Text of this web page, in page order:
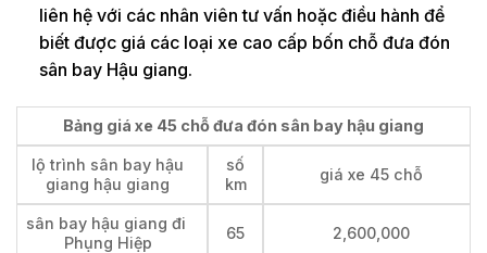
liên hệ với các nhân viên tư vấn hoặc điều hành để
biết được giá các loại xe cao cấp bốn chỗ đưa đón
sân bay Hậu giang.
Bảng giá xe 45 chỗ đưa đón sân bay hậu giang
lộ trình sân bay hậu
giang hậu giang
số
km
giá xe 45 chỗ
sân bay hậu giang đi
Phụng Hiệp
65 2,600,000